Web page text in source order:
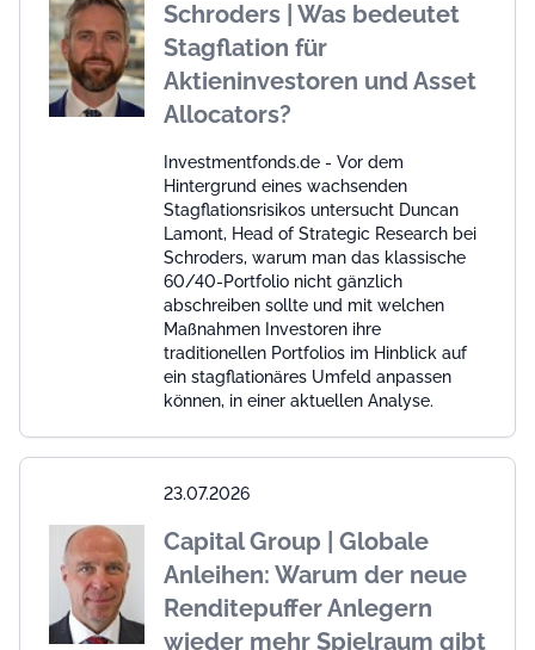
Schroders | Was bedeutet
Stagflation für
Aktieninvestoren und Asset
Allocators?
Investmentfonds.de - Vor dem
Hintergrund eines wachsenden
Stagflationsrisikos untersucht Duncan
Lamont, Head of Strategic Research bei
Schroders, warum man das klassische
60/40-Portfolio nicht gänzlich
abschreiben sollte und mit welchen
Maßnahmen Investoren ihre
traditionellen Portfolios im Hinblick auf
ein stagflationäres Umfeld anpassen
können, in einer aktuellen Analyse.
23.07.2026
Capital Group | Globale
Anleihen: Warum der neue
Renditepuffer Anlegern
wieder mehr Spielraum gibt